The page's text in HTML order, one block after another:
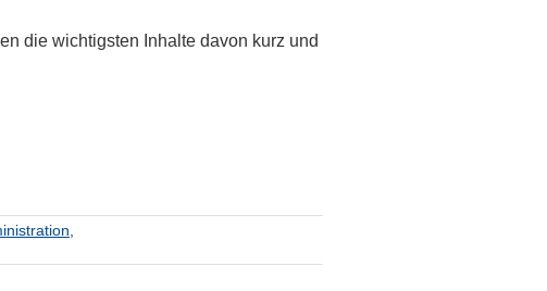
die wichtigsten Inhalte davon kurz und